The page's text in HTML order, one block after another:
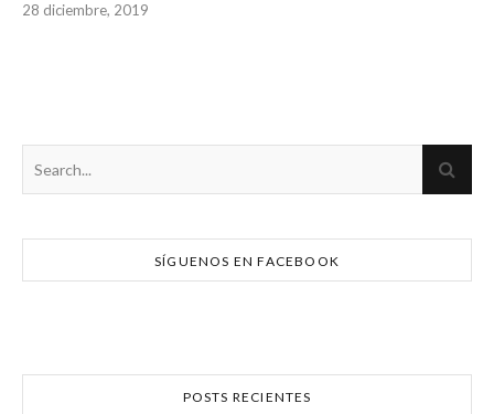
28 diciembre, 2019
SÍGUENOS EN FACEBOOK
POSTS RECIENTES